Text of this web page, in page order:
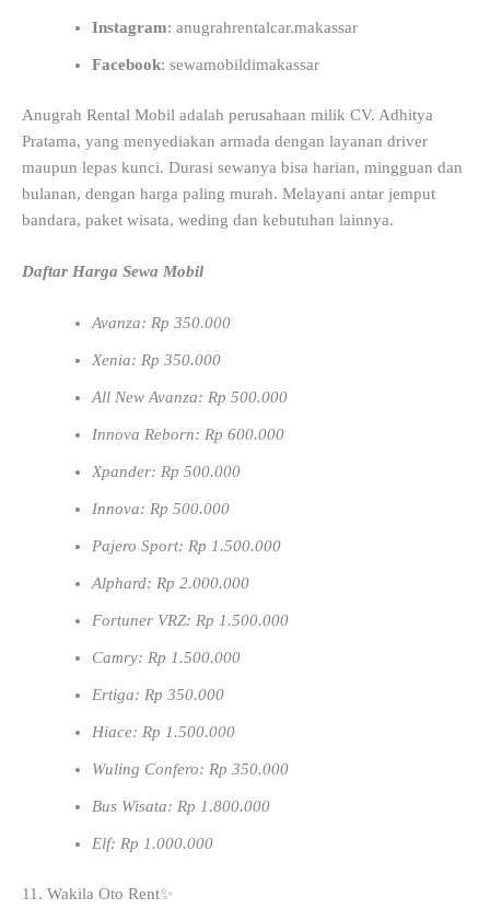
Instagram: anugrahrentalcar.makassar
Facebook: sewamobildimakassar
Anugrah Rental Mobil adalah perusahaan milik CV. Adhitya
Pratama, yang menyediakan armada dengan layanan driver
maupun lepas kunci. Durasi sewanya bisa harian, mingguan dan
bulanan, dengan harga paling murah. Melayani antar jemput
bandara, paket wisata, weding dan kebutuhan lainnya.
Daftar Harga Sewa Mobil
Avanza: Rp 350.000
Xenia: Rp 350.000
All New Avanza: Rp 500.000
Innova Reborn: Rp 600.000
Xpander: Rp 500.000
Innova: Rp 500.000
Pajero Sport: Rp 1.500.000
Alphard: Rp 2.000.000
Fortuner VRZ: Rp 1.500.000
Camry: Rp 1.500.000
Ertiga: Rp 350.000
Hiace: Rp 1.500.000
Wuling Confero: Rp 350.000
Bus Wisata: Rp 1.800.000
Elf: Rp 1.000.000
11. Wakila Oto Rent✨